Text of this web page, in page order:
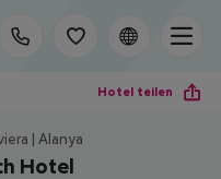
Hotel teilen
| Alanya
Hotel